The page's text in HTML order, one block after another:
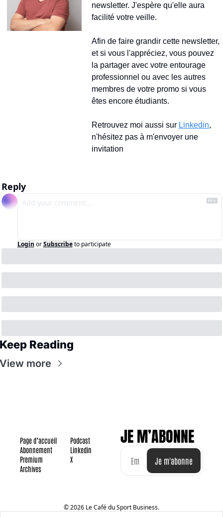
newsletter. J'espère qu'elle aura
facilité votre veille.
Afin de faire grandir cette newsletter,
et si vous l'appréciez, vous pouvez
la partager avec votre entourage
professionnel ou avec les autres
membres de votre promo si vous
êtes encore étudiants.
Retrouvez moi aussi sur Linkedin,
n'hésitez pas à m'envoyer une
invitation
Reply
Login or Subscribe to participate
Reading
more
Page d’accueil
Abonnement
Premium
Archives
Podcast
Linkedin
X
JE M’ABONNE
Je m'abonne
© 2026 Le Café du Sport Business.